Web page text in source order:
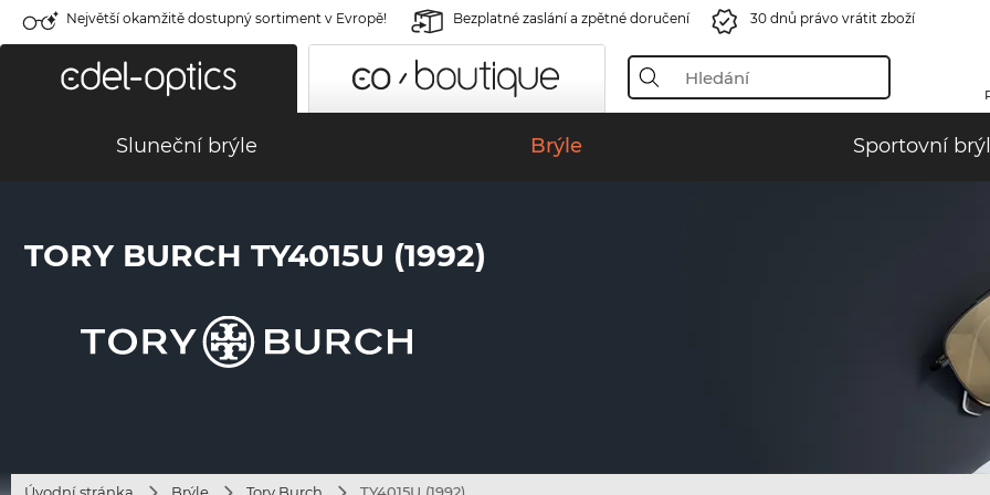
Největší okamžitě dostupný sortiment v Evropě! Bezplatné zaslání a zpětné doručení 30 dnů právo vrátit zboží
Sluneční brýle Brýle Sportovní
TORY BURCH TY4015U (1992)